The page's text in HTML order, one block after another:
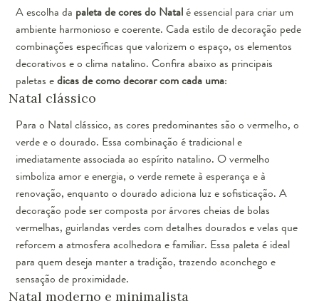
A escolha da paleta de cores do Natalé essencial para criar um
ambiente harmonioso e coerente. Cada estilo de decoração pede
combinações específicas que valorizem o espaço, os elementos
decorativos e o clima natalino. Confira abaixo as principais
paletas edicas de como decorar com cada uma:
Natal clássico
Para o Natal clássico, as cores predominantes são o vermelho, o
verde e o dourado. Essa combinação é tradicional e
imediatamente associada ao espírito natalino. O vermelho
simboliza amor e energia, o verde remete à esperança e à
renovação, enquanto o dourado adiciona luz e sofisticação. A
decoração pode ser composta por árvores cheias de bolas
vermelhas, guirlandas verdes com detalhes dourados e velas que
reforcem a atmosfera acolhedora e familiar. Essa paleta é ideal
para quem deseja manter a tradição, trazendo aconchego e
sensação de proximidade.
Natal moderno e minimalista